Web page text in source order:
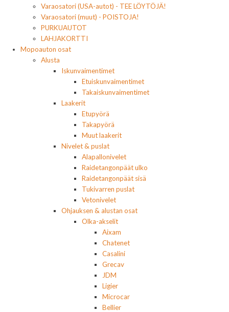
Varaosatori (USA-autot) - TEE LÖYTÖJÄ!
Varaosatori (muut) - POISTOJA!
PURKUAUTOT
LAHJAKORTTI
Mopoauton osat
Alusta
Iskunvaimentimet
Etuiskunvaimentimet
Takaiskunvaimentimet
Laakerit
Etupyörä
Takapyörä
Muut laakerit
Nivelet & puslat
Alapallonivelet
Raidetangonpäät ulko
Raidetangonpäät sisä
Tukivarren puslat
Vetonivelet
Ohjauksen & alustan osat
Olka-akselit
Aixam
Chatenet
Casalini
Grecav
JDM
Ligier
Microcar
Bellier